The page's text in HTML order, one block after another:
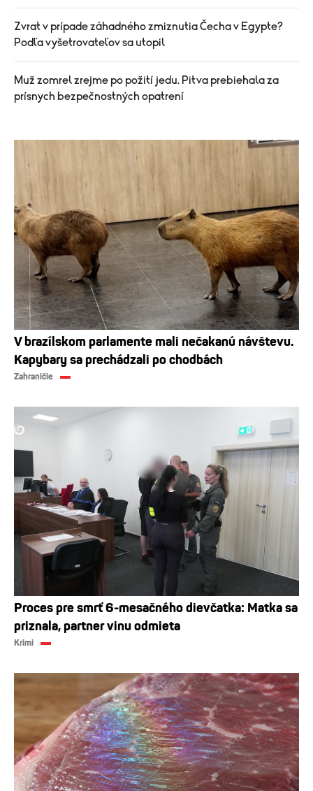
Zvrat v prípade záhadného zmiznutia Čecha v Egypte?
Podľa vyšetrovateľov sa utopil
Muž zomrel zrejme po požití jedu. Pitva prebiehala za
prísnych bezpečnostných opatrení
V brazílskom parlamente mali nečakanú návštevu.
Kapybary sa prechádzali po chodbách
Zahraničie
Proces pre smrť 6-mesačného dievčatka: Matka sa
priznala, partner vinu odmieta
Krimi